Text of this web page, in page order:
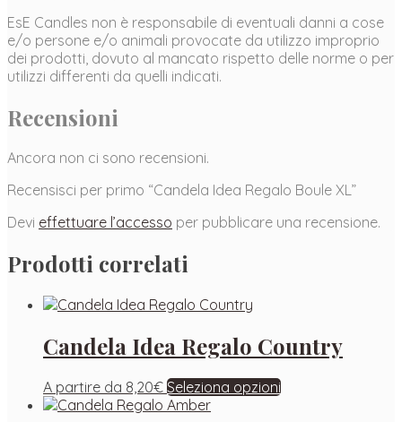
EsE Candles non è responsabile di eventuali danni a cose
e/o persone e/o animali provocate da utilizzo improprio
dei prodotti, dovuto al mancato rispetto delle norme o per
utilizzi differenti da quelli indicati.
Recensioni
Ancora non ci sono recensioni.
Recensisci per primo “Candela Idea Regalo Boule XL”
Devi effettuare l’accesso per pubblicare una recensione.
Prodotti correlati
Candela Idea Regalo Country
A partire da 8,20€ Seleziona opzioni